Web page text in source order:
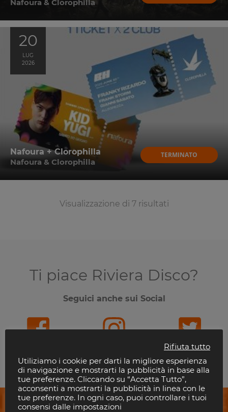
Nafoura & Clorophilla
20
LUG
2026
Nafoura + Clorophilla
Nafoura & Clorophilla
TERMINATO
Visualizzazione di 7 risultati
Ti piace Riviera Disco?
Seguici anche sui Social
Twitter
Rifiuta tutto
Utiliziamo i cookie per darti la migliore esperienza
di navigazione e mostrarti la pubblicità in base alla
tue preferenze. Cliccando su “Accetta Tutto”,
acconsenti a mostrarti la pubblicità in linea con le
tue preferenze. In ogni caso, puoi controllare i tuoi
consensi dalle impostazioni